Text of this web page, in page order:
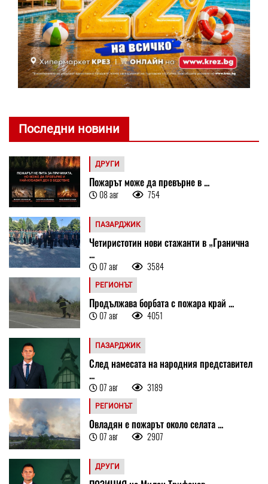
Последни новини
ДРУГИ
Пожарът може да превърне в ...
08 авг 754
ПАЗАРДЖИК
Четиристотин нови стажанти в „Гранична
...
07 авг 3584
РЕГИОНЪТ
Продължава борбата с пожара край ...
07 авг 4051
ПАЗАРДЖИК
След намесата на народния представител
...
07 авг 3189
РЕГИОНЪТ
Овладян е пожарът около селата ...
07 авг 2907
ДРУГИ